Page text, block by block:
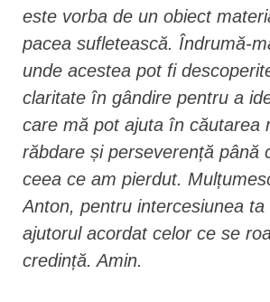
este vorba de un obiect
pacea sufletească. Îndrumă-
unde acestea pot fi
claritate în gândire pentru a
care mă pot ajuta în căutarea
răbdare și perseverență până
ceea ce am pierdut.
Anton, pentru intercesiunea ta
ajutorul acordat celor ce se
credință. Amin.